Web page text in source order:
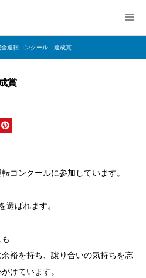
全運転コンクール 達成賞
賞
コンクールに参加しています。
選ばれます。
裕を持ち、譲り合いの気持ちを忘
けています。